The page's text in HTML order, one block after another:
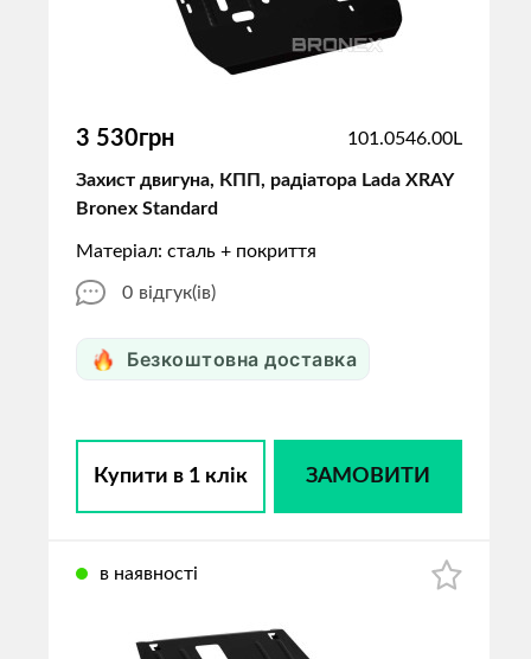
3 530грн 101.0546.00L
Захист двигуна, КПП, радіатора Lada XRAY
Bronex Standard
Матеріал: сталь + покриття
0 відгук(ів)
Безкоштовна доставка
Купити в 1 клік ЗАМОВИТИ
в наявності